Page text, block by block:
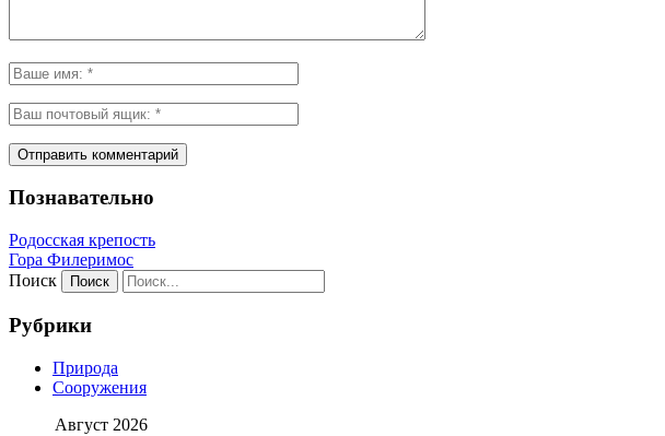
Познавательно
Родосская крепость
Гора Филеримос
Поиск
Рубрики
Природа
Сооружения
Август 2026